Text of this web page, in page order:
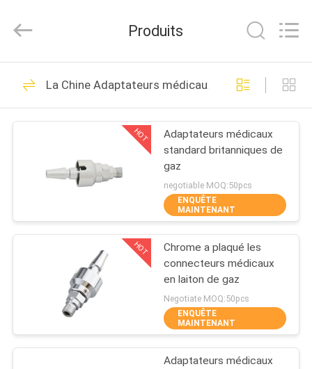
MAISON
PRODUITS
SUJET
NOUS
D'USINE
CONTRÔLE
Solutions
Rights
Débouchés
médicaux de gaz
30
Adaptateurs
médicaux de gaz
25
Produits
La Chine Adaptateurs médicaux de gaz
HOT
Adaptateurs médicaux
standard britanniques de
gaz
negotiable MOQ:50pcs
ENQUÊTE
MAINTENANT
HOT
Chrome a plaqué les
connecteurs médicaux
en laiton de gaz
Negotiate MOQ:50pcs
ENQUÊTE
MAINTENANT
Adaptateurs médicaux